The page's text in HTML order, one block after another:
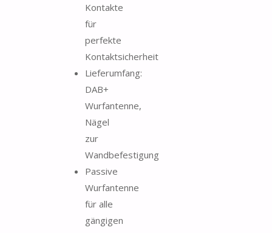
Kontakte
für
perfekte
Kontaktsicherheit
Lieferumfang:
DAB+
Wurfantenne,
Nägel
zur
Wandbefestigung
Passive
Wurfantenne
für alle
gängigen